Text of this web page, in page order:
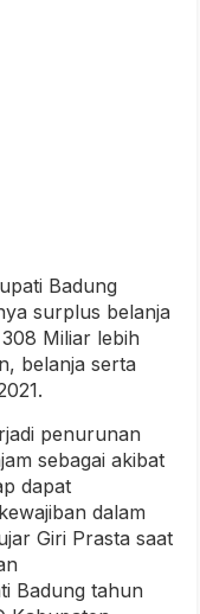
Badung
surplus belanja
Miliar lebih
belanja serta
penurunan
sebagai akibat
dapat
dalam
Giri Prasta saat
Badung tahun